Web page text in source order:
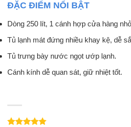
ĐẶC ĐIỂM NỔI BẬT
Dòng 250 lít, 1 cánh hợp cửa hàng
Tủ lạnh mát đứng nhiều khay kệ, dễ
Tủ trưng bày nước ngọt ướp lạnh.
Cánh kính dễ quan sát, giữ nhiệt tốt.